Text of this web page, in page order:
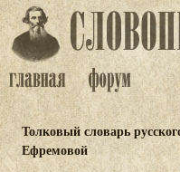
Толковый словарь
Ефремовой